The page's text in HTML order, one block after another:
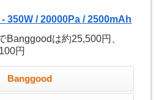
350W / 20000Pa / 2500mAh
Banggoodは約25,500円、
円
Banggood